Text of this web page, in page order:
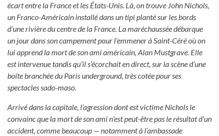
écart entre la France et les États-Unis. Là, on trouve John Nichols,
un Franco-Américain installé dans un tipi planté sur les bords
d’une rivière du centre de la France. La maréchaussée débarque
un jour dans son campement pour l’emmener à Saint-Céré où on
lui apprend la mort de son ami américain, Alan Mustgrave. Elle
est intervenue tandis qu’il s’écorchait en direct, sur la scène d’une
boîte branchée du Paris underground, très cotée pour ses
spectacles sado-maso.
Arrivé dans la capitale, l’agression dont est victime Nichols le
convainc que la mort de son ami n’est peut-être pas le résultat d’un
accident, comme beaucoup — notamment à l’ambassade